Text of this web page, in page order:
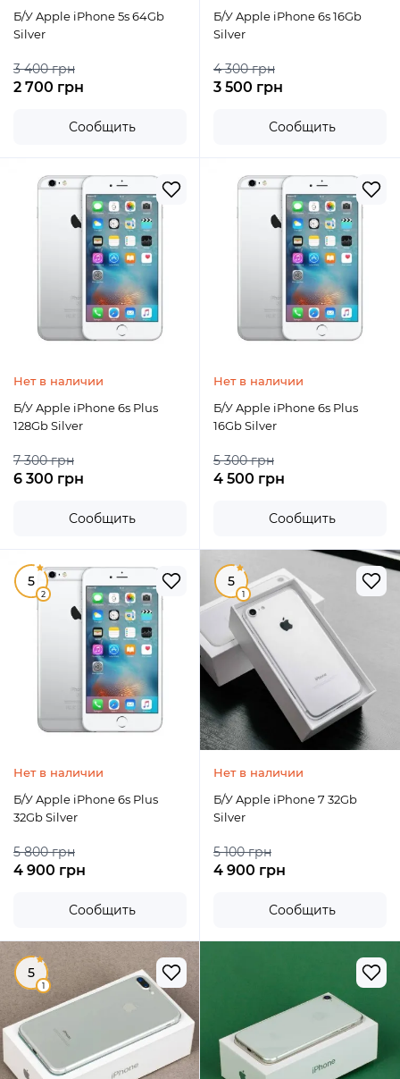
Б/У Apple iPhone 5s 64Gb
Silver
3 400 грн
2 700 грн
Сообщить
Б/У Apple iPhone 6s 16Gb
Silver
4 300 грн
3 500 грн
Сообщить
Нет в наличии
Б/У Apple iPhone 6s Plus
128Gb Silver
7 300 грн
6 300 грн
Сообщить
Нет в наличии
Б/У Apple iPhone 6s Plus
16Gb Silver
5 300 грн
4 500 грн
Сообщить
5
2
Нет в наличии
Б/У Apple iPhone 6s Plus
32Gb Silver
5 800 грн
4 900 грн
Сообщить
5
1
Нет в наличии
Б/У Apple iPhone 7 32Gb
Silver
5 100 грн
4 900 грн
Сообщить
5
1